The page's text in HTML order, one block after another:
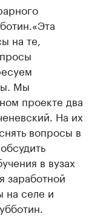
на те,
Мы
проекте два
На их
вопросы в
в вузах
заработной
на селе и